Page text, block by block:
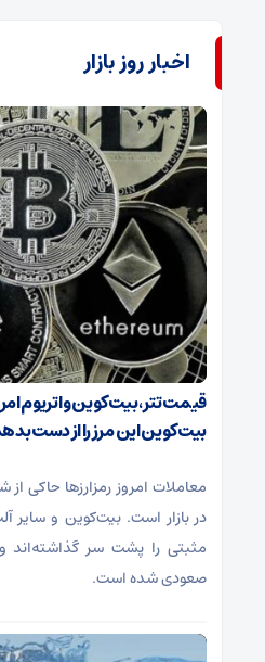
اخبار روز بازار
بیت‌کوین این مرز را از دست
معاملات امروز رمزارز‌ها حاکی
در بازار است. بیت‌کوین و سایر
مثبتی را پشت سر گذاشته‌اند و
صعودی شده است.